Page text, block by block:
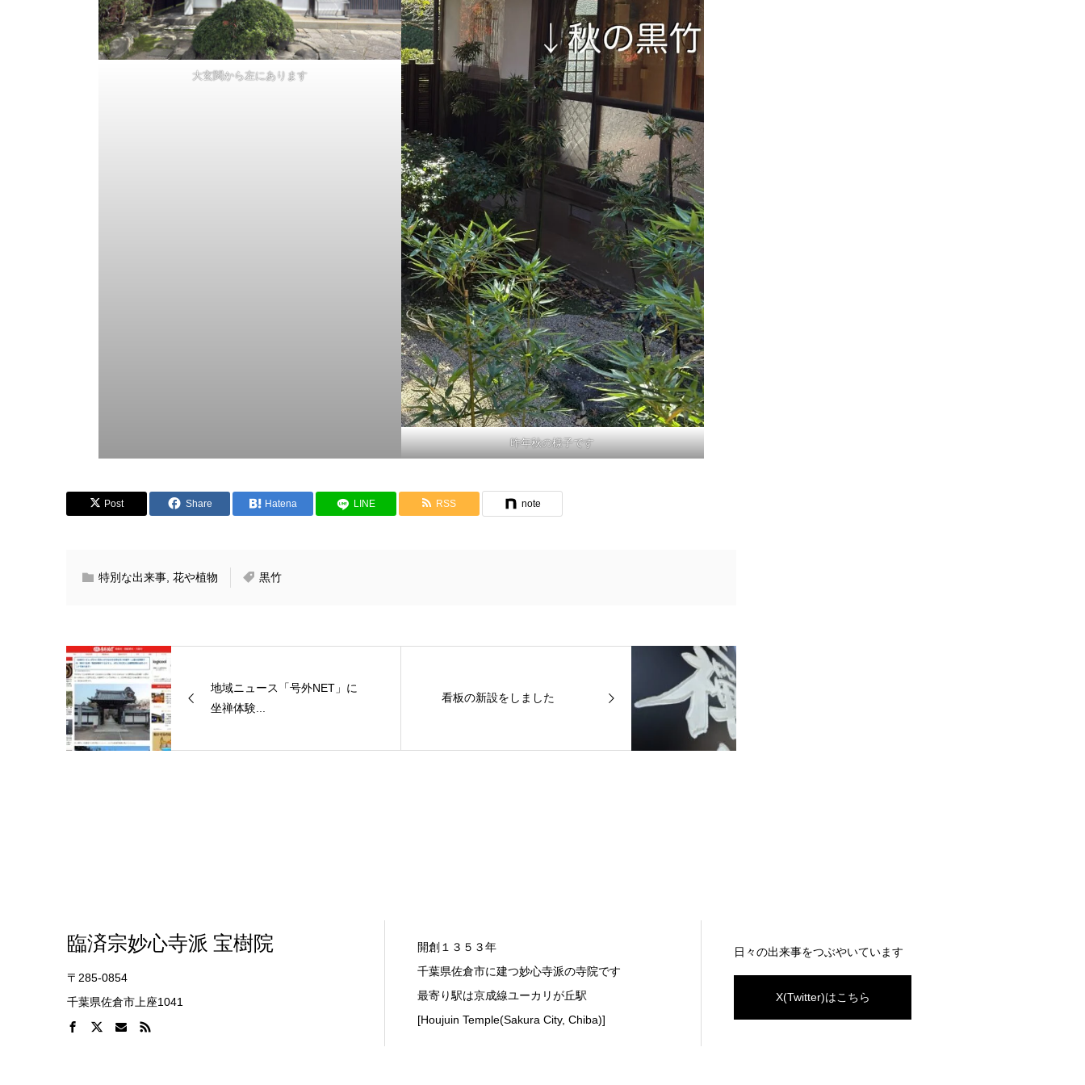
大玄関から左にあります
昨年秋の様子です
Post Share Hatena LINE RSS note
特別な出来事 花や植物 黒竹
地域ニュース「号外NET」に
坐禅体験...
看板の新設をしました
臨済宗妙心寺派 宝樹院
〒285-0854
千葉県佐倉市上座1041
開創１３５３年
千葉県佐倉市に建つ妙心寺派の寺院です
最寄り駅は京成線ユーカリが丘駅
[Houjuin Temple(Sakura City, Chiba)]
日々の出来事をつぶやいています
X(Twitter)はこちら